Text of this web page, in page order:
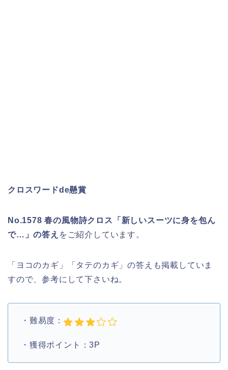
クロスワードde懸賞
No.1578 春の風物詩クロス「新しいスーツに身を包ん
で…」の答え をご紹介しています。
「ヨコのカギ」「タテのカギ」の答えも掲載していま
すので、参考にして下さいね。
・難易度：
・獲得ポイント：3P